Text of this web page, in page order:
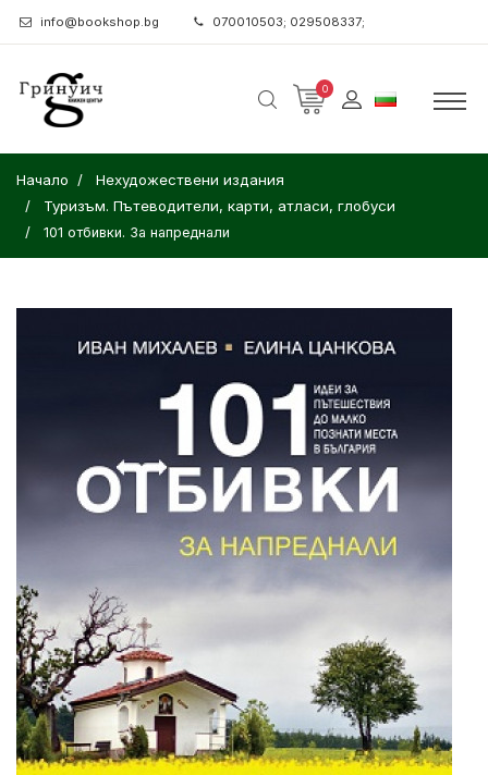
info@bookshop.bg 070010503; 029508337;
0
Начало
Нехудожествени издания
Туризъм. Пътеводители, карти, атласи, глобуси
101 отбивки. За напреднали